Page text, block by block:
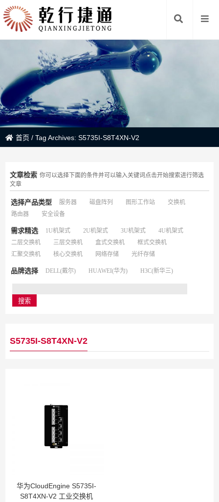
首页 /Tag Archives: S5735I-S8T4XN-V2
文章检索 你可以选择下面的条件并可以输入关键词点击开始搜索进行筛选
文章
选择产品类型 服务器 磁盘阵列 图形工作站
交换机
路由器
安全设备
需求精选 1U机架式 2U机架式 3U机架式
4U机架式
二层交换机
三层交换机 盒式交换机
框式交换机
汇聚交换机
核心交换机 网络存储 光纤存储
品牌选择 DELL(戴尔) HUAWEI(华为) H3C(新华三)
S5735I-S8T4XN-V2
华为CloudEngine S5735I-
S8T4XN-V2 工业交换机